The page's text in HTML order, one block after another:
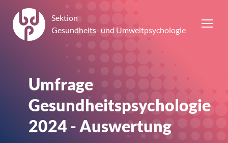
Sektion
Gesundheits- und Umweltpsychologie
Umfrage
Gesundheitspsychologie
2024 - Auswertung